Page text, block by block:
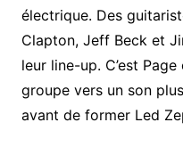
électrique. Des
Clapton, Jeff Beck et
leur line-up. C’est
groupe vers un son
avant de former Led